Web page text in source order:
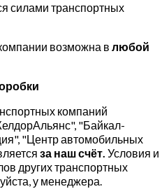
силами транспортных
возможна в любой
компаний
"Байкал-
"Центр автомобильных
за наш счёт. Условия и
других транспортных
у менеджера.